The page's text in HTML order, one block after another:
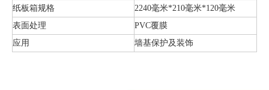
纸板箱规格
2240毫米*210毫米*120毫米
表面处理
PVC覆膜
应用
墙基保护及装饰